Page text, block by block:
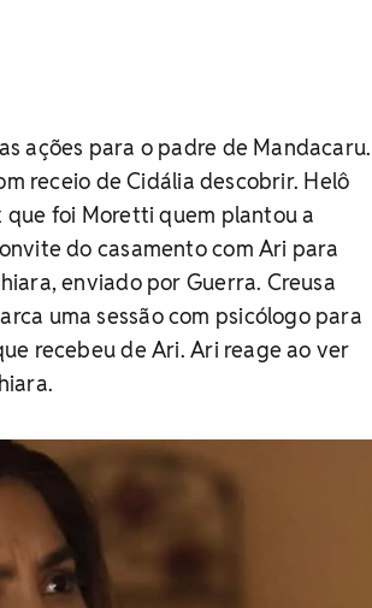
ações para o padre de Mandacaru.
receio de Cidália descobrir. Helô
que foi Moretti quem plantou a
do casamento com Ari para
enviado por Guerra. Creusa
uma sessão com psicólogo para
recebeu de Ari. Ari reage ao ver